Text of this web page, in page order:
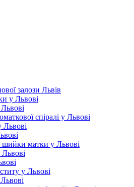
залози Львів
у Львові
спіралі у Львові
Львові
шийки матки у Львові
у Львові